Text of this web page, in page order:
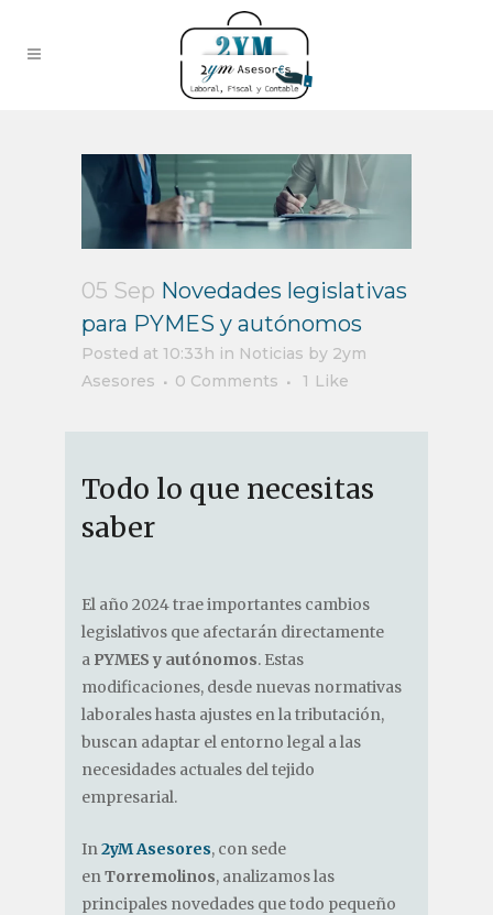
05 Sep Novedades legislativas
para PYMES y autónomos
Posted at 10:33h in Noticias by 2ym
Asesores
0 Comments 1 Like
Todo lo que necesitas
saber
El año 2024 trae importantes cambios
legislativos que afectarán directamente
a PYMES y autónomos. Estas
modificaciones, desde nuevas normativas
laborales hasta ajustes en la tributación,
buscan adaptar el entorno legal a las
necesidades actuales del tejido
empresarial.
In2yM Asesores, con sede
enTorremolinos, analizamos las
principales novedades que todo pequeño